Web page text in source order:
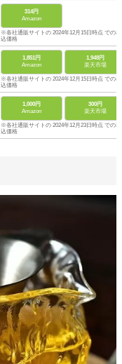
314円
Amazon
※各社通販サイトの 2024年12月15日時点 での税
込価格
1,851円
Amazon
1,948円
楽天市場
※各社通販サイトの 2024年12月15日時点 での税
込価格
1,000円
Amazon
300円
楽天市場
※各社通販サイトの 2024年12月23日時点 での税
込価格